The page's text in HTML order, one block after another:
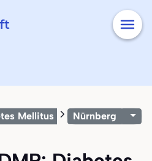
Mellitus Typ II - diabet.
Nürnberg